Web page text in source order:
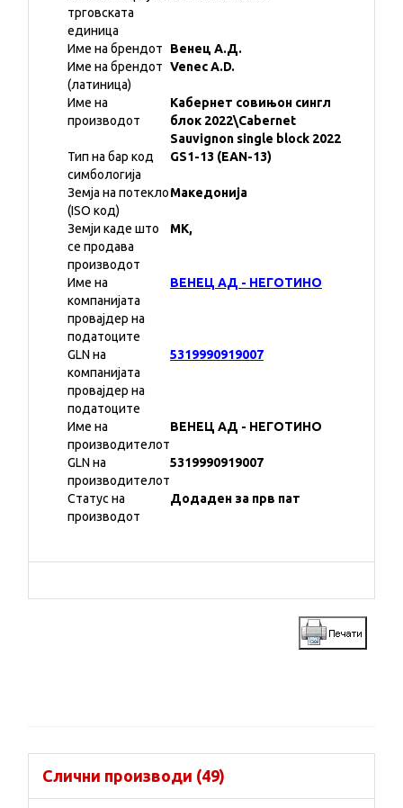
трговската
единица
Име на брендот
Венец А.Д.
Име на брендот
(латиница)
Venec A.D.
Име на
производот
Кабернет совињон сингл
блок 2022\Cabernet
Sauvignon single block 2022
Тип на бар код
симбологија
GS1-13 (EAN-13)
Земја на потекло
(ISO код)
Македонија
Земји каде што
се продава
производот
MK,
Име на
компанијата
провајдер на
податоците
ВЕНЕЦ АД - НЕГОТИНО
GLN на
компанијата
провајдер на
податоците
5319990919007
Име на
производителот
ВЕНЕЦ АД - НЕГОТИНО
GLN на
производителот
5319990919007
Статус на
производот
Додаден за прв пат
Слични производи (49)